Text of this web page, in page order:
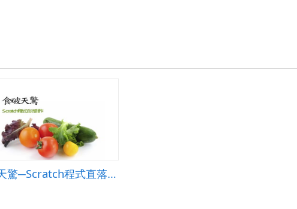
食破天驚─Scratch程式直落創作